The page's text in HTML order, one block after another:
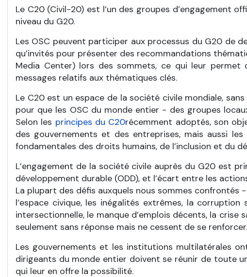
Le C20 (Civil-20) est l’un des groupes d’engagement
niveau du G20.
Les OSC peuvent participer aux processus du G20 de
qu’invités pour présenter des recommandations
Media Center) lors des sommets, ce qui leur
messages relatifs aux thématiques clés.
Le C20 est un espace de la société civile mondiale,
pour que les OSC du monde entier - des groupes
Selon les principes du C20récemment adoptés, son
des gouvernements et des entreprises, mais aussi
fondamentales des droits humains, de l’inclusion et du
L’engagement de la société civile auprès du G20 est
développement durable (ODD), et l’écart entre les
La plupart des défis auxquels nous sommes
l’espace civique, les inégalités extrêmes, la
intersectionnelle, le manque d’emplois décents, la
seulement sans réponse mais ne cessent de se renforcer.
Les gouvernements et les institutions multilatérales
dirigeants du monde entier doivent se réunir de toute
qui leur en offre la possibilité.